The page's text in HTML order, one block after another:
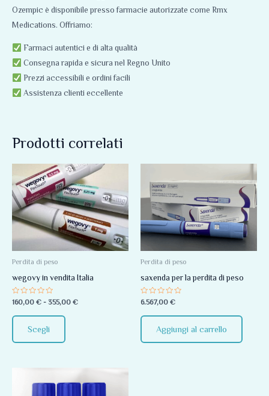
Ozempic è disponibile presso farmacie autorizzate come Rmx
Medications. Offriamo:
Farmaci autentici e di alta qualità
Consegna rapida e sicura nel Regno Unito
Prezzi accessibili e ordini facili
Assistenza clienti eccellente
Prodotti correlati
Perdita di peso
wegovy in vendita Italia
Valutato
5
160,00 € - 355,00 €
Fascia
di
prezzo:
da
160,00 €
a
355,00 €
Scegli
Questo
prodotto
ha
più
varianti.
Le
possono
scelte
nella
Perdita di peso
saxenda per la perdita di peso
Valutato
5
6.567,00 €
Aggiungi al carrello
di
Questo
prodotto